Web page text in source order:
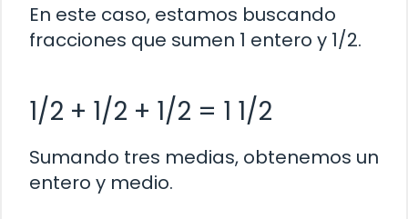
En este caso, estamos buscando
fracciones que sumen 1 entero y 1/2.
1/2 + 1/2 + 1/2 = 1 1/2
Sumando tres medias, obtenemos un
entero y medio.